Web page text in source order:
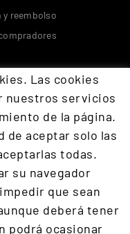
reembolso
293
Parte teorica
reconocidos
Las cookies
nuestros servicios
de la página.
de aceptar solo las
todas.
su navegador
que sean
deberá tener
podrá ocasionar